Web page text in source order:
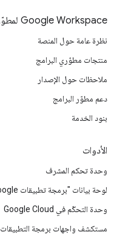
Google Workspace لمطوّري البرامج
نظرة عامة حول المنصة
منتجات مطوّري البرامج
ملاحظات حول الإصدار
دعم مطوّر البرامج
بنود الخدمة
الأدوات
وحدة تحكم المشرف
لوحة بيانات "برمجة تطبيقات Google"
وحدة التحكّم في Google Cloud
مستكشف واجهات برمجة التطبيقات